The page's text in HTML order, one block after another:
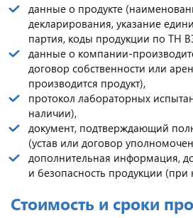
данные о продукте
декларирования, указание
партия, коды продукции по ТН
данные о компании-
договор собственности или
производится продукт),
протокол лабораторных
наличии),
документ, подтверждающий
(устав или договор
дополнительная информация,
и безопасность продукции (при
Стоимость и сроки